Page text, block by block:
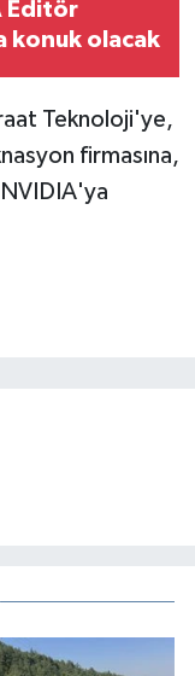
Editör
konuk olacak
Teknoloji'ye,
firmasına,